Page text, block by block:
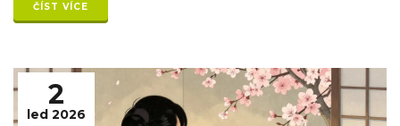
ČÍST VÍCE
2
led 2026